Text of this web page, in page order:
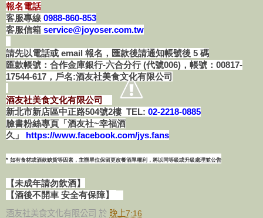
報名電話
客服專線 0988-860-853
客服信箱 service@joyoser.com.tw
請先以電話或 email 報名，匯款後請通知帳號後 5 碼
匯款帳號：合作金庫銀行-六合分行 (代號006)，帳號：00817-
17544-617，戶名:酒友社美食文化有限公司
酒友社美食文化有限公司
新北市新店區中正路504號2樓 TEL: 02-2218-0885
臉書粉絲專頁「酒友社~幸福酒
久」 https://www.facebook.com/jys.fans
* 如有食材或酒款缺貨等因素，主辦單位保留更改餐酒單權利，將以同等級或升級處理並公告
【未成年請勿飲酒】
【酒後不開車 安全有保障】
酒友社美食文化有限公司 於 晚上7:16